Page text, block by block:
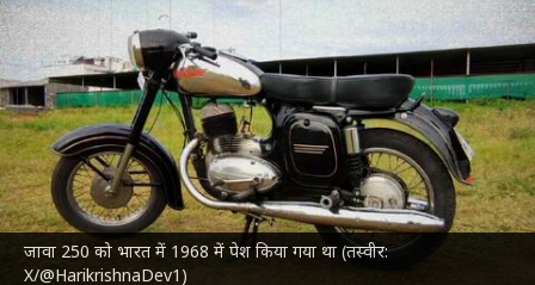
जावा 250 को भारत में 1968 में पेश किया गया था (तस्वीर:
X/@HarikrishnaDev1)
आइकॉनिक बाइक: युवाओं को आज
भी लुभाता है जावा 250 का दमदार
लुक
लेखन दिनेश चंद शर्मा Aug 24, 2023 09:43 am
क्या है खबर?
चेकोस्लोवाकिया की कम्पनीजावा मोटर्सकीआइकॉनिक